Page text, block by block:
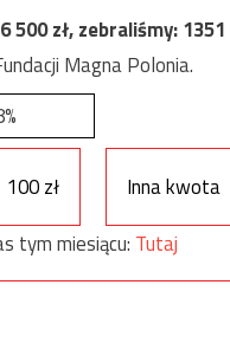
500zł, zebraliśmy:1351
Magna Polonia.
100 zł
Inna kwota
tym miesiącu: Tutaj